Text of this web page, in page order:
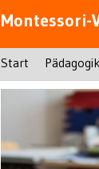
Montessori-
Start Pädagogik